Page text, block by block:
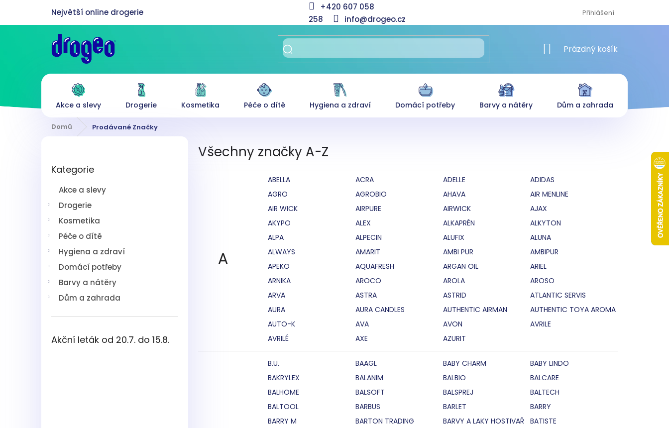
obsah
+420 607 058
258
info@drogeo.cz
Přihlášení
NÁKUPNÍ KOŠÍK
Prázdný košík
Akce a slevy Drogerie Kosmetika Péče o dítě Hygiena a zdraví Domácí potřeby Barvy a nátěry Dům a zahrada
Domů Prodávané Značky
kategorie
Kategorie
Akce a slevy
Drogerie
Kosmetika
Péče o dítě
Hygiena a zdraví
Domácí potřeby
Barvy a nátěry
Dům a zahrada
Akční leták od 20.7. do 15.8.
Všechny značky A-Z
A
ABELLA ACRA ADELLE
ADIDAS
AGRO
AGROBIO AHAVA
AIR MENLINE
AIR WICK
AIRPURE AIRWICK
AJAX
AKYPO
ALEX ALKAPRÉN
ALKYTON
ALPA
ALPECIN ALUFIX
ALUNA
ALWAYS
AMARIT AMBI PUR
AMBIPUR
APEKO
AQUAFRESH ARGAN OIL
ARIEL
ARNIKA
AROCO AROLA
AROSO
ARVA
ASTRA ASTRID
ATLANTIC SERVIS
AURA
AURA CANDLES AUTHENTIC AIRMAN
AUTHENTIC TOYA AROMA
AUTO-K
AVA AVON
AVRILE
AVRILÉ
AXE AZURIT
B.U. BAAGL BABY CHARM
BABY LINDO
BAKRYLEX
BALANIM BALBIO
BALCARE
BALHOME
BALSOFT BALSPREJ
BALTECH
BALTOOL
BARBUS BARLET
BARRY
BARRY M
BARTON TRADING BARVY A LAKY HOSTIVAŘ
BATISTE